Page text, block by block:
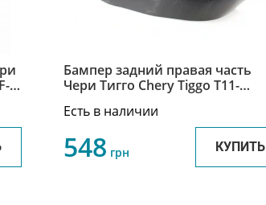
Бампер задний правая часть
Чери Тигго Chery Tiggo T11-
Есть в наличии
548 грн КУПИТЬ